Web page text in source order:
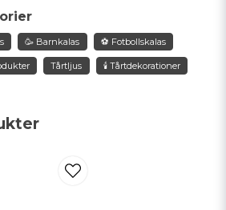
denna produkten...
🥳 Barnkalas ⚽️ Fotbollskalas
Tårtljus 🕯️ Tårtdekorationer